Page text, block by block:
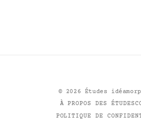
© 2026 Études
À PROPOS DES ÉTUDES
POLITIQUE DE